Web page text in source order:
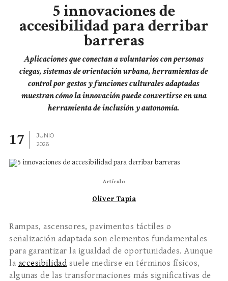
5 innovaciones de
accesibilidad para derribar
barreras
Aplicaciones que conectan a voluntarios con personas
ciegas, sistemas de orientación urbana, herramientas de
control por gestos y funciones culturales adaptadas
muestran cómo la innovación puede convertirse en una
herramienta de inclusión y autonomía.
17
JUNIO
2026
Artículo
Oliver Tapia
Rampas, ascensores, pavimentos táctiles o
señalización adaptada son elementos fundamentales
para garantizar la igualdad de oportunidades. Aunque
la accesibilidad suele medirse en términos físicos,
algunas de las transformaciones más significativas de